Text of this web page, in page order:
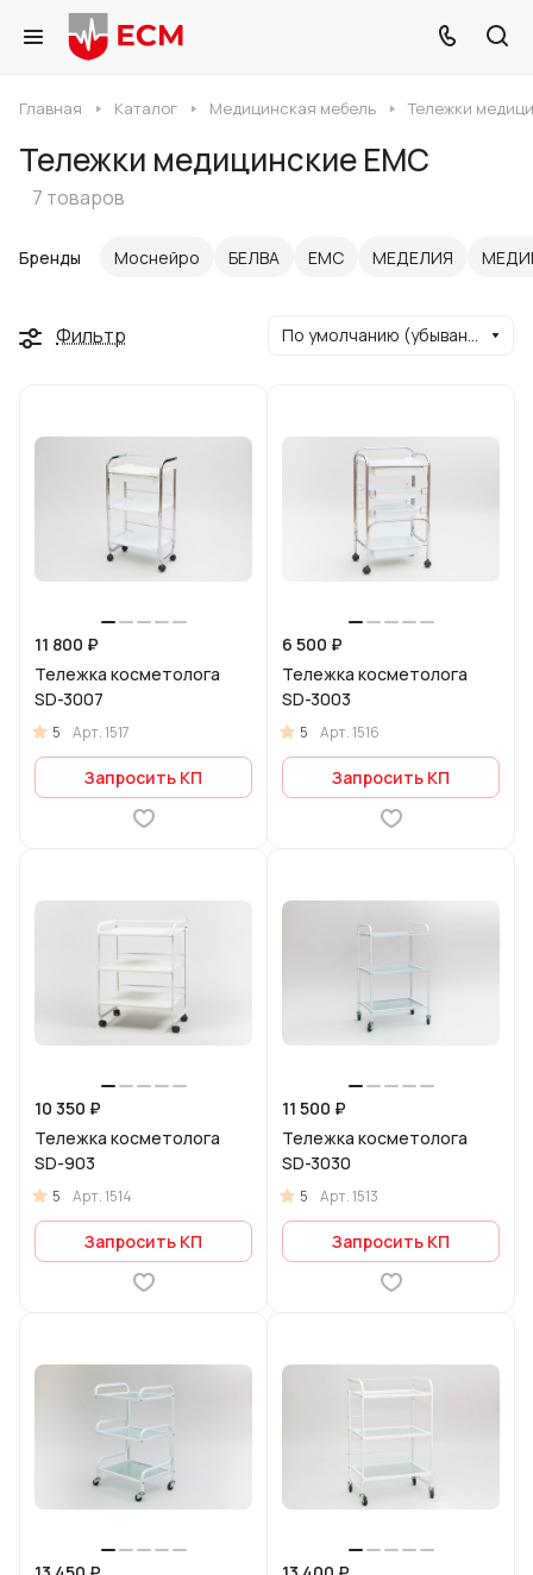
Главная Каталог Медицинская мебель Тележки
Тележки медицинские ЕМС
7 товаров
Бренды Моснейро БЕЛВА ЕМС МЕДЕЛИЯ
Фильтр По умолчанию (убывание)
11 800 ₽
Тележка косметолога
SD-3007
5 Арт.1517
Запросить КП
6 500 ₽
Тележка косметолога
SD-3003
5 Арт.1516
Запросить КП
10 350 ₽
Тележка косметолога
SD-903
5 Арт.1514
Запросить КП
11 500 ₽
Тележка косметолога
SD-3030
5 Арт.1513
Запросить КП